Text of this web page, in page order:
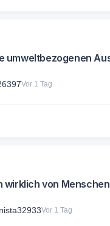
umweltbezogenen
Vor 1 Tag
wirklich von
Vor 1 Tag